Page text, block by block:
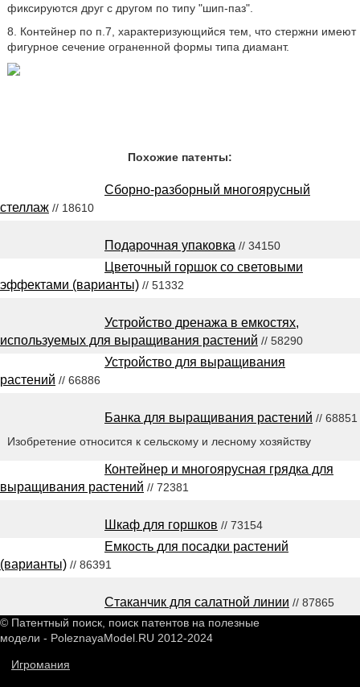
фиксируются друг с другом по типу "шип-паз".
8. Контейнер по п.7, характеризующийся тем, что стержни имеют
фигурное сечение ограненной формы типа диамант.
Похожие патенты:
Сборно-разборный многоярусный
стеллаж // 18610
Подарочная упаковка // 34150
Цветочный горшок со световыми
эффектами (варианты) // 51332
Устройство дренажа в емкостях,
используемых для выращивания растений // 58290
Устройство для выращивания
растений // 66886
Банка для выращивания растений // 68851
Изобретение относится к сельскому и лесному хозяйству
Контейнер и многоярусная грядка для
выращивания растений // 72381
Шкаф для горшков // 73154
Емкость для посадки растений
(варианты) // 86391
Стаканчик для салатной линии // 87865
© Патентный поиск, поиск патентов на полезные
модели - PoleznayaModel.RU 2012-2024
Игромания